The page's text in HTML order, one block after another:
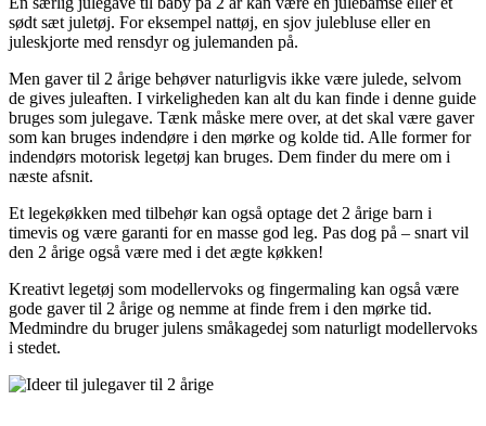
sødt sæt juletøj. For eksempel nattøj, en sjov julebluse eller en
juleskjorte med rensdyr og julemanden på.
Men gaver til 2 årige behøver naturligvis ikke være julede, selvom
de gives juleaften. I virkeligheden kan alt du kan finde i denne guide
bruges som julegave. Tænk måske mere over, at det skal være gaver
som kan bruges indendøre i den mørke og kolde tid. Alle former for
indendørs motorisk legetøj kan bruges. Dem finder du mere om i
næste afsnit.
Et legekøkken med tilbehør kan også optage det 2 årige barn i
timevis og være garanti for en masse god leg. Pas dog på – snart vil
den 2 årige også være med i det ægte køkken!
Kreativt legetøj som modellervoks og fingermaling kan også være
gode gaver til 2 årige og nemme at finde frem i den mørke tid.
Medmindre du bruger julens småkagedej som naturligt modellervoks
i stedet.